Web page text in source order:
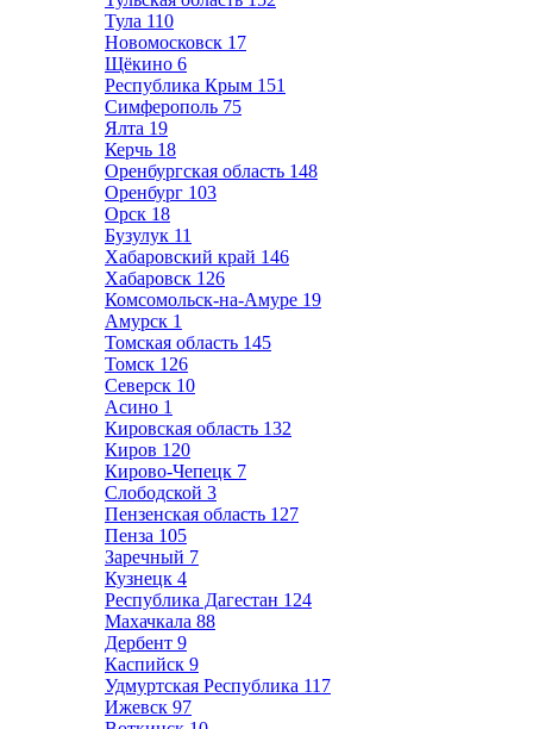
Тула 110
Новомосковск 17
Щёкино 6
Республика Крым 151
Симферополь 75
Ялта 19
Керчь 18
Оренбургская область 148
Оренбург 103
Орск 18
Бузулук 11
Хабаровский край 146
Хабаровск 126
Комсомольск-на-Амуре 19
Амурск 1
Томская область 145
Томск 126
Северск 10
Асино 1
Кировская область 132
Киров 120
Кирово-Чепецк 7
Слободской 3
Пензенская область 127
Пенза 105
Заречный 7
Кузнецк 4
Республика Дагестан 124
Махачкала 88
Дербент 9
Каспийск 9
Удмуртская Республика 117
Ижевск 97